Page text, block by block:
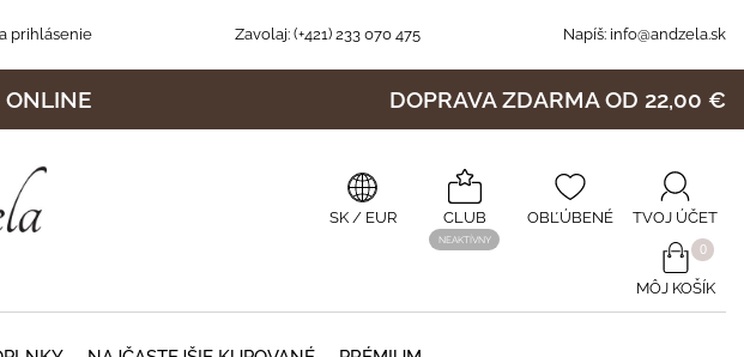
prihlásenie Zavolaj: (+421) 233 070 475 Napíš: info@andzela.sk
ONLINE DOPRAVA ZDARMA OD 22,00 €
SK/ EUR CLUB
NEAKTÍVNY
OBĽÚBENÉ TVOJ ÚČET
0
MÔJ KOŠÍK